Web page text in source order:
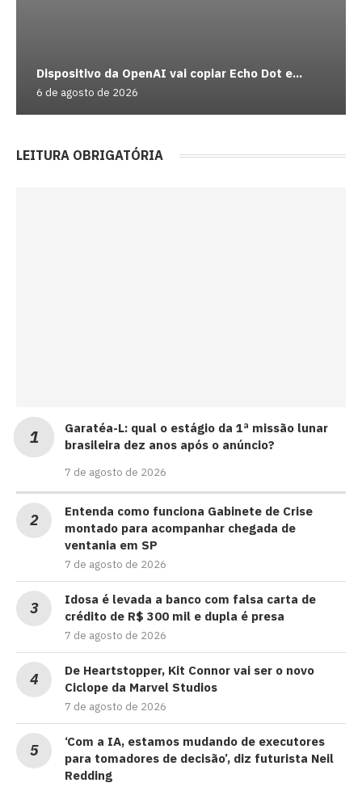
Dispositivo da OpenAI vai copiar Echo Dot e...
6 de agosto de 2026
LEITURA OBRIGATÓRIA
Garatéa-L: qual o estágio da 1ª missão lunar
brasileira dez anos após o anúncio?
7 de agosto de 2026
Entenda como funciona Gabinete de Crise
montado para acompanhar chegada de
ventania em SP
7 de agosto de 2026
Idosa é levada a banco com falsa carta de
crédito de R$ 300 mil e dupla é presa
7 de agosto de 2026
De Heartstopper, Kit Connor vai ser o novo
Ciclope da Marvel Studios
7 de agosto de 2026
‘Com a IA, estamos mudando de executores
para tomadores de decisão’, diz futurista Neil
Redding